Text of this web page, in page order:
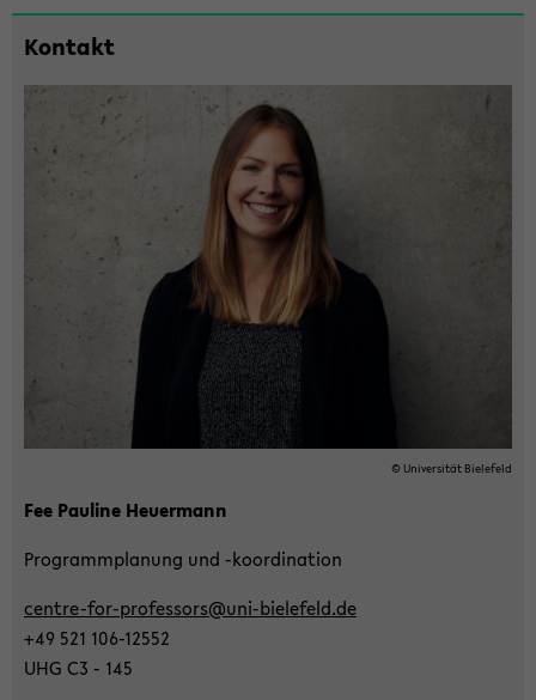
Haupt­
in­
der
Kon­takt
© Uni­ver­si­tät Bie­le­feld
Fee Pau­li­ne Heu­er­mann
Pro­gramm­pla­nung und -​koordination
centre-​for-professors@uni-​bielefeld.de
+49 521 106-​12552
UHG C3 - 145